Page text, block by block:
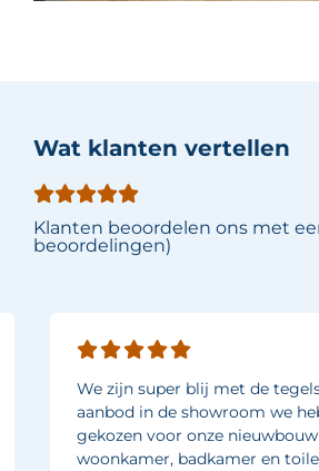
Wat klanten vertellen
Klanten beoordelen ons met
beoordelingen)
We zijn super blij met de
aanbod in de showroom we
gekozen voor onze
woonkamer, badkamer en